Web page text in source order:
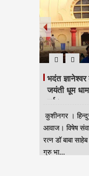
भदंत
जयंती धूम
गई।
कुशीनगर ।
आवाज। विषेष
रत्न डॉ बाबा
गुरु भा...